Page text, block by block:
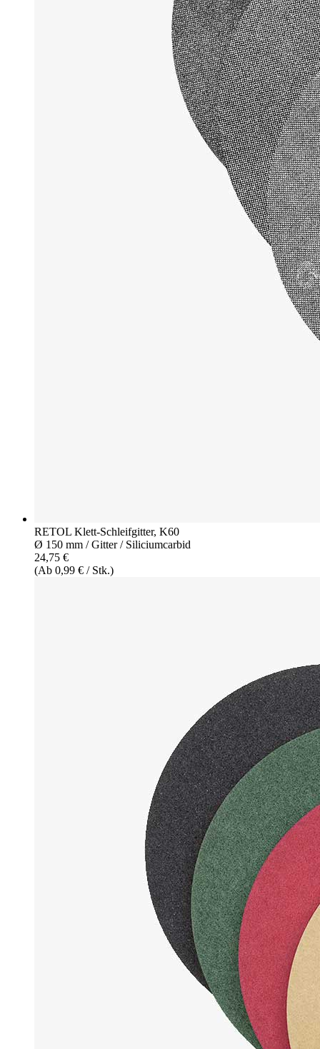
RETOL Klett-Schleifgitter, K60
Ø 150 mm / Gitter / Siliciumcarbid
24,75 €
(Ab 0,99 € / Stk.)